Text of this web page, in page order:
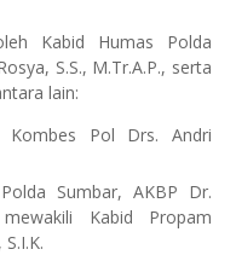
Kabid Humas Polda
S.S., M.Tr.A.P., serta
lain:
Kombes Pol Drs. Andri
Sumbar, AKBP Dr.
Kabid Propam